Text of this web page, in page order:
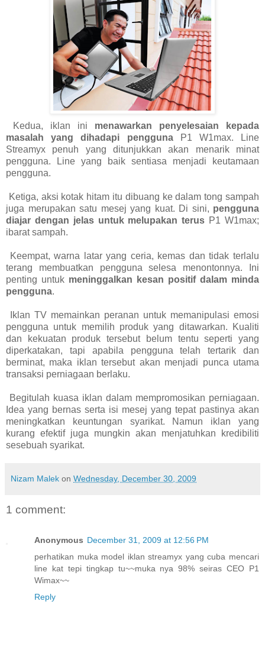
Kedua, iklan ini menawarkan penyelesaian kepada
masalah yang dihadapi penggunaP1 W1max. Line
Streamyx penuh yang ditunjukkan akan menarik minat
pengguna. Line yang baik sentiasa menjadi keutamaan
pengguna.
Ketiga, aksi kotak hitam itu dibuang ke dalam tong sampah
juga merupakan satu mesej yang kuat. Di sini, pengguna
diajar dengan jelas untuk melupakan terus P1 W1max;
ibarat sampah.
Keempat, warna latar yang ceria, kemas dan tidak terlalu
terang membuatkan pengguna selesa menontonnya. Ini
penting untuk meninggalkan kesan positif dalam minda
pengguna.
Iklan TV memainkan peranan untuk memanipulasi emosi
pengguna untuk memilih produk yang ditawarkan. Kualiti
dan kekuatan produk tersebut belum tentu seperti yang
diperkatakan, tapi apabila pengguna telah tertarik dan
berminat, maka iklan tersebut akan menjadi punca utama
transaksi perniagaan berlaku.
Begitulah kuasa iklan dalam mempromosikan perniagaan.
Idea yang bernas serta isi mesej yang tepat pastinya akan
meningkatkan keuntungan syarikat. Namun iklan yang
kurang efektif juga mungkin akan menjatuhkan kredibiliti
sesebuah syarikat.
Nizam Malek on Wednesday, December 30, 2009
1 comment:
Anonymous December 31, 2009 at 12:56 PM
perhatikan muka model iklan streamyx yang cuba mencari
line kat tepi tingkap tu~~muka nya 98% seiras CEO P1
Wimax~~
Reply